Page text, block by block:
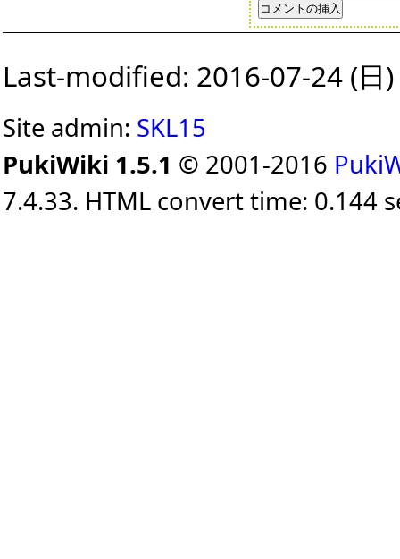
Last-modified: 2016-07-24 (日
Site admin: SKL15
PukiWiki 1.5.1 © 2001-2016
7.4.33. HTML convert time: 0.144